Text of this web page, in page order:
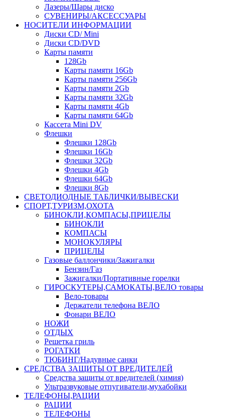
Лазеры/Шары диско
СУВЕНИРЫ/АКСЕССУАРЫ
НОСИТЕЛИ ИНФОРМАЦИИ
Диски CD/ Mini
Диски CD/DVD
Карты памяти
128Gb
Карты памяти 16Gb
Карты памяти 256Gb
Карты памяти 2Gb
Карты памяти 32Gb
Карты памяти 4Gb
Карты памяти 64Gb
Кассета Mini DV
Флешки
Флешки 128Gb
Флешки 16Gb
Флешки 32Gb
Флешки 4Gb
Флешки 64Gb
Флешки 8Gb
СВЕТОДИОДНЫЕ ТАБЛИЧКИ/ВЫВЕСКИ
СПОРТ,ТУРИЗМ,ОХОТА
БИНОКЛИ,КОМПАСЫ,ПРИЦЕЛЫ
БИНОКЛИ
КОМПАСЫ
МОНОКУЛЯРЫ
ПРИЦЕЛЫ
Газовые баллончики/Зажигалки
Бензин/Газ
Зажигалки/Портативные горелки
ГИРОСКУТЕРЫ,САМОКАТЫ,ВЕЛО товары
Вело-товары
Держатели телефона ВЕЛО
Фонари ВЕЛО
НОЖИ
ОТДЫХ
Решетка гриль
РОГАТКИ
ТЮБИНГ/Надувные санки
СРЕДСТВА ЗАЩИТЫ ОТ ВРЕДИТЕЛЕЙ
Средства защиты от вредителей (химия)
Ультразвуковые отпугиватели,мухабойки
ТЕЛЕФОНЫ,РАЦИИ
РАЦИИ
ТЕЛЕФОНЫ